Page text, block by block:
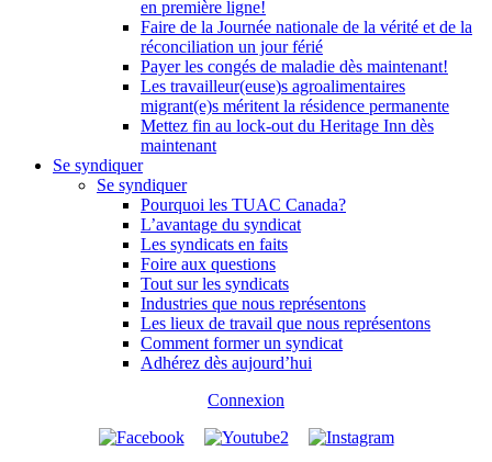
en première ligne!
Faire de la Journée nationale de la vérité et de la
réconciliation un jour férié
Payer les congés de maladie dès maintenant!
Les travailleur(euse)s agroalimentaires
migrant(e)s méritent la résidence permanente
Mettez fin au lock-out du Heritage Inn dès
maintenant
Se syndiquer
Se syndiquer
Pourquoi les TUAC Canada?
L’avantage du syndicat
Les syndicats en faits
Foire aux questions
Tout sur les syndicats
Industries que nous représentons
Les lieux de travail que nous représentons
Comment former un syndicat
Adhérez dès aujourd’hui
Connexion